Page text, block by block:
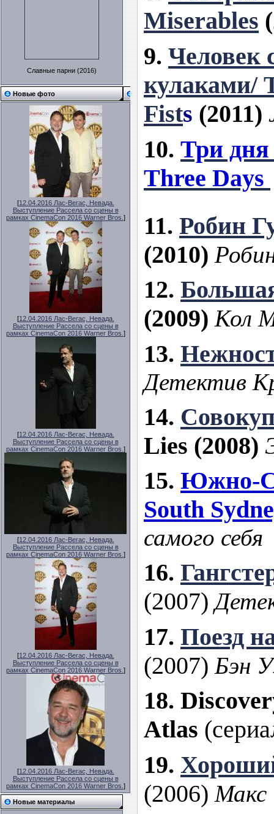
Славные парни (2016)
Новые фото
[12.04.2016 Лас-Вегас, Невада.
Выступление Рассела со сцены в
рамках CinemaCon 2016 Warner Bros. ]
[12.04.2016 Лас-Вегас, Невада.
Выступление Рассела со сцены в
рамках CinemaCon 2016 Warner Bros. ]
[12.04.2016 Лас-Вегас, Невада.
Выступление Рассела со сцены в
рамках CinemaCon 2016 Warner Bros. ]
[12.04.2016 Лас-Вегас, Невада.
Выступление Рассела со сцены в
рамках CinemaCon 2016 Warner Bros. ]
[12.04.2016 Лас-Вегас, Невада.
Выступление Рассела со сцены в
рамках CinemaCon 2016 Warner Bros. ]
[12.04.2016 Лас-Вегас, Невада.
Выступление Рассела со сцены в
рамках CinemaCon 2016 Warner Bros. ]
Новые материалы
Miserables
9. Человек
кулаками/
Fists (2011)
10. Три дня
Three Days
11. Робин
(2010)
12.
(2009) Кол
13.
Детектив
14.
Lies (2008)
15. Южно-
South
самого себя
16.
(2007)
17. Поезд
(2007) Бэн
18.
Atlas
19.
(2006) Макс